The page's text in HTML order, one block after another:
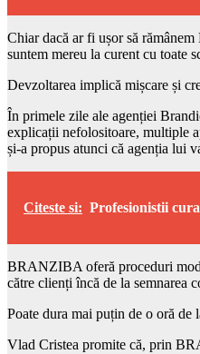
Chiar dacă ar fi ușor să
suntem mereu la curent cu toate
Devzoltarea implică mișcare și
În primele zile ale agenției
explicații nefolositoare, multiple
și-a propus atunci că agenția lui
Citeste si: Profesionistii
BRANZIBA oferă proceduri
către clienți încă de la semnarea
Poate dura mai puțin de o oră de
Vlad Cristea promite că, prin